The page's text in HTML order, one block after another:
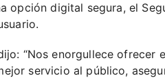
opción digital segura, el
“Nos enorgullece
servicio al público,